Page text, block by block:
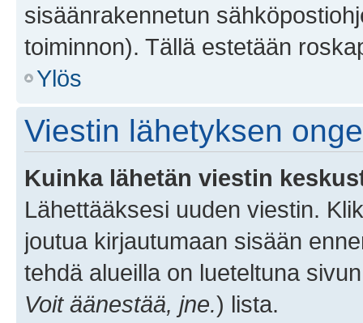
sisäänrakennetun
toiminnon). Tällä estetään
Ylös
Viestin lähetyksen
Kuinka lähetän viestin
Lähettääksesi uuden viestin.
joutua kirjautumaan sisään
tehdä alueilla on lueteltuna
Voit äänestää, jne.) lista.